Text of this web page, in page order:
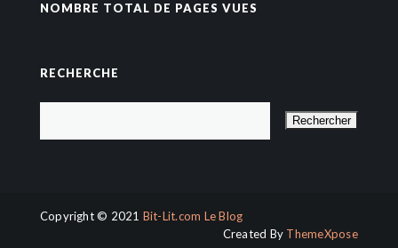
NOMBRE TOTAL DE PAGES VUES
RECHERCHE
Copyright © 2021 Bit-Lit.com Le Blog
Created By ThemeXpose